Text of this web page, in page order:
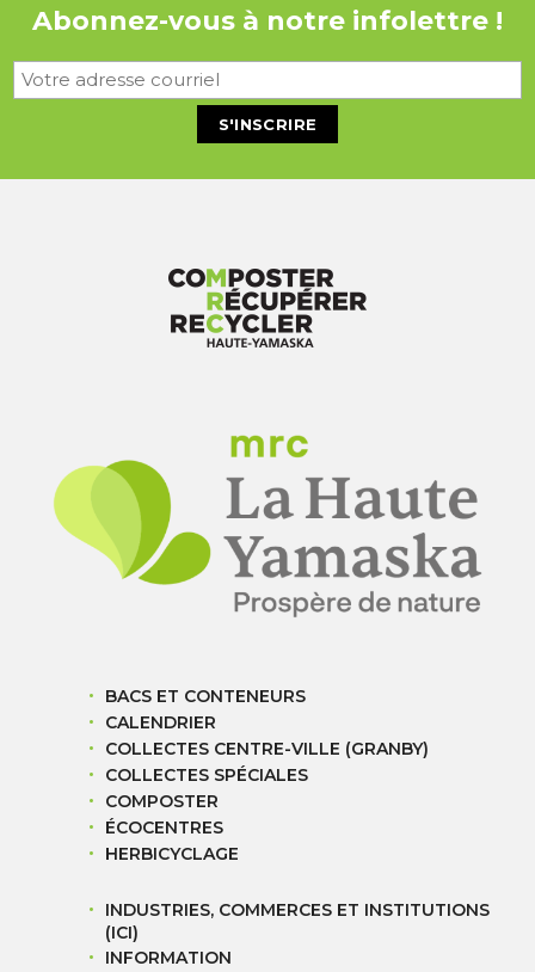
Abonnez-vous à notre infolettre !
BACS ET CONTENEURS
CALENDRIER
COLLECTES CENTRE-VILLE (GRANBY)
COLLECTES SPÉCIALES
COMPOSTER
ÉCOCENTRES
HERBICYCLAGE
INDUSTRIES, COMMERCES ET INSTITUTIONS
(ICI)
INFORMATION